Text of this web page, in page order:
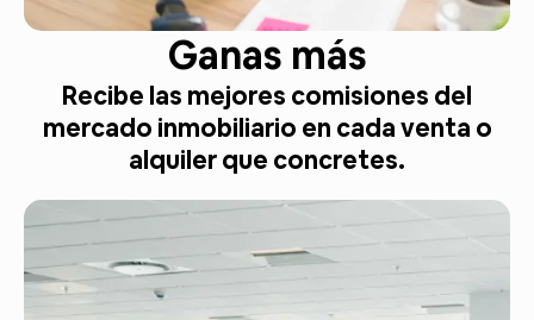
Ganas más
Recibe las mejores comisiones del
mercado inmobiliario en cada venta o
alquiler que concretes.